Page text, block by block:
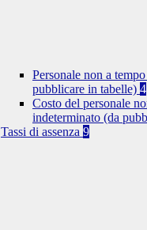
Personale non a
pubblicare in tabelle) 4
Costo del personale
indeterminato (da
Tassi di assenza 9